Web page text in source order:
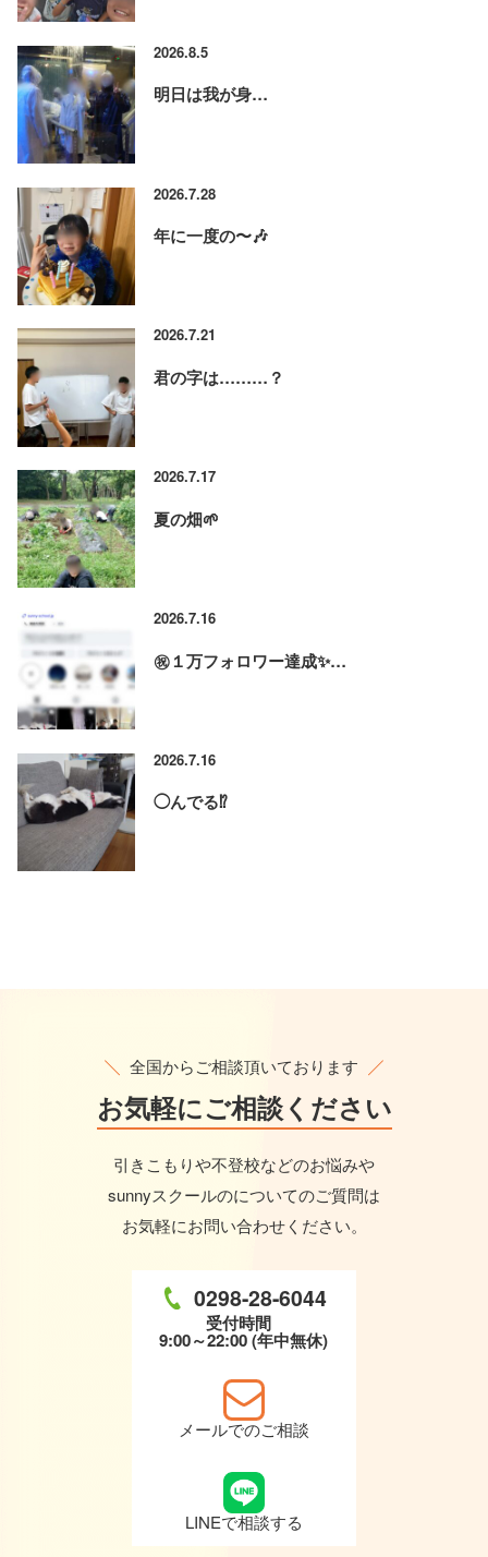
2026.8.5
明日は我が身…
2026.7.28
年に一度の〜🎶
2026.7.21
君の字は………？
2026.7.17
夏の畑🌱
2026.7.16
㊗️１万フォロワー達成✨…
2026.7.16
◯んでる⁉️
全国からご相談頂いております
お気軽にご相談ください
引きこもりや不登校などのお悩みや
sunnyスクールのについてのご質問は
お気軽にお問い合わせください。
0298-28-6044
受付時間
9:00～22:00 (年中無休)
メールでのご相談
LINEで相談する